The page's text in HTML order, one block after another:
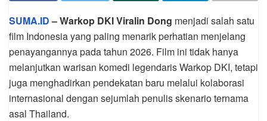
SUMA.ID– Warkop DKI Viralin Dong menjadi salah satu
film Indonesia yang paling menarik perhatian menjelang
penayangannya pada tahun 2026. Film ini tidak hanya
melanjutkan warisan komedi legendaris Warkop DKI, tetapi
juga menghadirkan pendekatan baru melalui kolaborasi
internasional dengan sejumlah penulis skenario ternama
asal Thailand.